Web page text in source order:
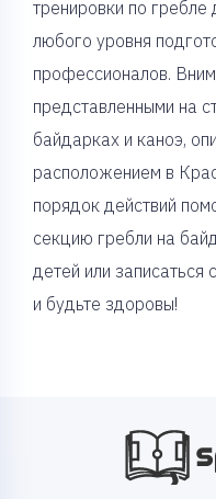
тренировки по гребле
любого уровня
профессионалов.
представленными на
байдарках и каноэ,
расположением в
порядок действий
секцию гребли на
детей или записаться
и будьте здоровы!